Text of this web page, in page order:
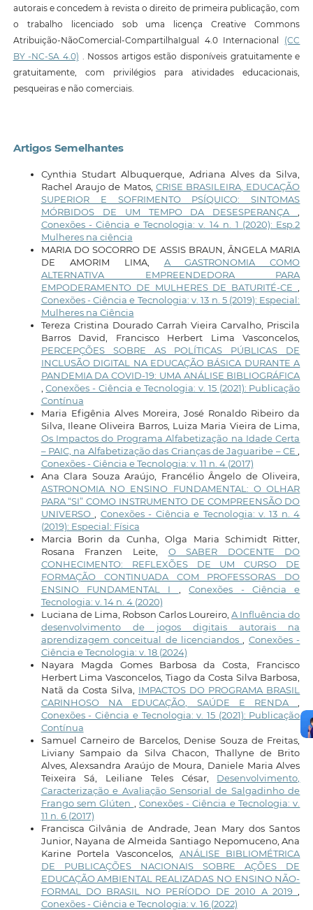
autorais e concedem à revista o direito de primeira publicação, com
o trabalho licenciado sob uma licença Creative Commons
Atribuição-NãoComercial-CompartilhaIgual 4.0 Internacional (CC
BY -NC-SA 4.0) . Nossos artigos estão disponíveis gratuitamente e
gratuitamente, com privilégios para atividades educacionais,
pesqueiras e não comerciais.
Artigos Semelhantes
Cynthia Studart Albuquerque, Adriana Alves da Silva,
Rachel Araujo de Matos, CRISE BRASILEIRA, EDUCAÇÃO
SUPERIOR E SOFRIMENTO PSÍQUICO: SINTOMAS
MÓRBIDOS DE UM TEMPO DA DESESPERANÇA
Conexões - Ciência e Tecnologia: v. 14 n. 1 (2020): Esp.2
Mulheres na ciência
MARIA DO SOCORRO DE ASSIS BRAUN, ÂNGELA MARIA
DE AMORIM LIMA, A GASTRONOMIA COMO
ALTERNATIVA EMPREENDEDORA PARA
EMPODERAMENTO DE MULHERES DE BATURITÉ-CE
Conexões - Ciência e Tecnologia: v. 13 n. 5 (2019): Especial:
Mulheres na Ciência
Tereza Cristina Dourado Carrah Vieira Carvalho, Priscila
Barros David, Francisco Herbert Lima Vasconcelos,
PERCEPÇÕES SOBRE AS POLÍTICAS PÚBLICAS DE
INCLUSÃO DIGITAL NA EDUCAÇÃO BÁSICA DURANTE A
PANDEMIA DA COVID-19: UMA ANÁLISE BIBLIOGRÁFICA
,Conexões - Ciência e Tecnologia: v. 15 (2021): Publicação
Contínua
Maria Efigênia Alves Moreira, José Ronaldo Ribeiro da
Silva, Ileane Oliveira Barros, Luiza Maria Vieira de Lima,
Os Impactos do Programa Alfabetização na Idade Certa
– PAIC, na Alfabetização das Crianças de Jaguaribe – CE
Conexões - Ciência e Tecnologia: v. 11 n. 4 (2017)
Ana Clara Souza Araújo, Francélio Ângelo de Oliveira,
ASTRONOMIA NO ENSINO FUNDAMENTAL: O OLHAR
PARA “SI” COMO INSTRUMENTO DE COMPREENSÃO DO
UNIVERSO
Conexões - Ciência e Tecnologia: v. 13 n. 4
(2019): Especial: Física
Marcia Borin da Cunha, Olga Maria Schimidt Ritter,
Rosana Franzen Leite, O SABER DOCENTE DO
CONHECIMENTO: REFLEXÕES DE UM CURSO DE
FORMAÇÃO CONTINUADA COM PROFESSORAS DO
ENSINO FUNDAMENTAL I
,Conexões - Ciência e
Tecnologia: v. 14 n. 4 (2020)
Luciana de Lima, Robson Carlos Loureiro,A Influência do
desenvolvimento de jogos digitais autorais na
aprendizagem conceitual de licenciandos
Conexões -
Ciência e Tecnologia: v. 18 (2024)
Nayara Magda Gomes Barbosa da Costa, Francisco
Herbert Lima Vasconcelos, Tiago da Costa Silva Barbosa,
Natã da Costa Silva, IMPACTOS DO PROGRAMA BRASIL
CARINHOSO NA EDUCAÇÃO, SAÚDE E RENDA
Conexões - Ciência e Tecnologia: v. 15 (2021): Publicação
Contínua
Samuel Carneiro de Barcelos, Denise Souza de Freitas,
Liviany Sampaio da Silva Chacon, Thallyne de Brito
Alves, Alexsandra Araújo de Moura, Daniele Maria Alves
Teixeira Sá, Leiliane Teles César, Desenvolvimento,
Caracterização e Avaliação Sensorial de Salgadinho de
Frango sem Glúten
Conexões - Ciência e Tecnologia: v.
11 n. 6 (2017)
Francisca Gilvânia de Andrade, Jean Mary dos Santos
Junior, Nayana de Almeida Santiago Nepomuceno, Ana
Karine Portela Vasconcelos, ANÁLISE BIBLIOMÉTRICA
DE PUBLICAÇÕES NACIONAIS SOBRE AÇÕES DE
EDUCAÇÃO AMBIENTAL REALIZADAS NO ENSINO NÃO-
FORMAL DO BRASIL NO PERÍODO DE 2010 A 2019
Conexões - Ciência e Tecnologia: v. 16 (2022)